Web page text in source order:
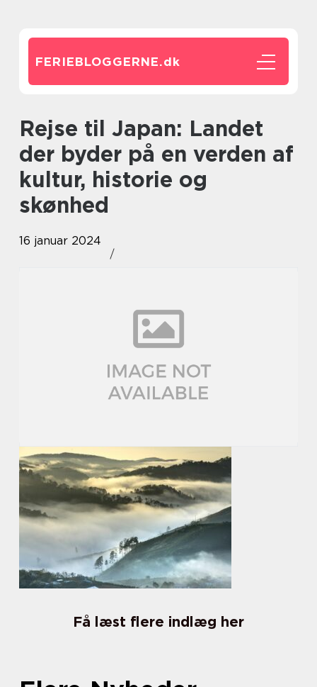
FERIEBLOGGERNE.dk
Rejse til Japan: Landet
der byder på en verden af
kultur, historie og
skønhed
16 januar 2024
Få læst flere indlæg her